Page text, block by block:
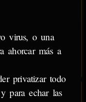
virus, o una
ahorcar más a
privatizar todo
para echar las